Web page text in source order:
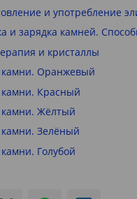
и употребление
и зарядка камней.
и кристаллы
камни. Оранжевый
Красный
камни. Жёлтый
Зелёный
Голубой